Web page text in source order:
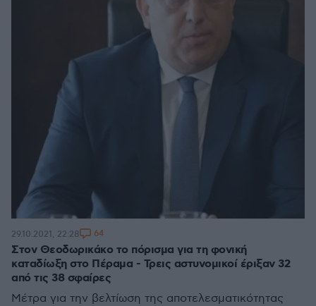
Στον Θεοδωρικάκο το πόρισμα για τη φονική
καταδίωξη στο Πέραμα - Τρεις αστυνομικοί έριξαν 32
από τις 38 σφαίρες
Μέτρα για την βελτίωση της αποτελεσματικότητας
29.10.2021, 22:28 64